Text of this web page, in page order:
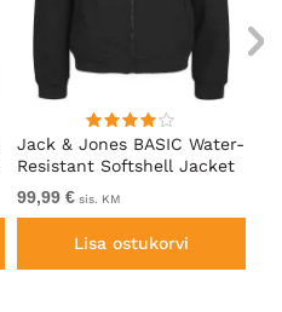
Jack & Jones BASIC Water-
Resistant Softshell Jacket
Black
99,99 € sis. KM
Lisa ostukorvi